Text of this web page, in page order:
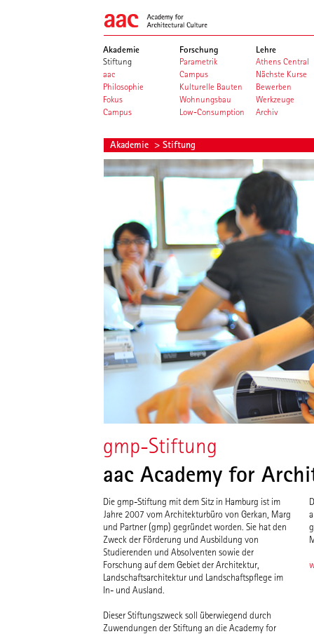
Akademie
Stiftung
aac
Philosophie
Fokus
Campus
Forschung
Parametrik
Campus
Kulturelle Bauten
Wohnungsbau
Low-Consumption
Lehre
Athens Central
Nächste Kurse
Bewerben
Werkzeuge
Archiv
Akademie > Stiftung
gmp-Stiftung
aac Academy for
Die gmp-Stiftung mit dem Sitz in Hamburg ist im
Jahre 2007 vom Architekturbüro von Gerkan, Marg
und Partner (gmp) gegründet worden. Sie hat den
Zweck der Förderung und Ausbildung von
Studierenden und Absolventen sowie der
Forschung auf dem Gebiet der Architektur,
Landschaftsarchitektur und Landschaftspflege im
In- und Ausland.
Dieser Stiftungszweck soll überwiegend durch
Zuwendungen der Stiftung an die Academy for